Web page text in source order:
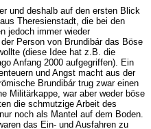
und deshalb auf den ersten Blick
Theresienstadt, die bei den
jedoch immer wieder
Person von Brundibár das Böse
(diese Idee hat z.B. die
Anfang 2000 aufgegriffen). Ein
und Angst macht aus der
Brundibár trug zwar einen
Militärkappe, war aber weder böse
die schmutzige Arbeit des
noch als Mantel auf dem Boden.
das Ein- und Ausfahren zu